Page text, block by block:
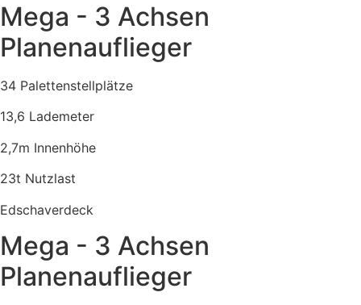
Mega - 3 Achsen
Planenauflieger
34 Palettenstellplätze
13,6 Lademeter
2,7m Innenhöhe
23t Nutzlast
Edschaverdeck
Mega - 3 Achsen
Planenauflieger